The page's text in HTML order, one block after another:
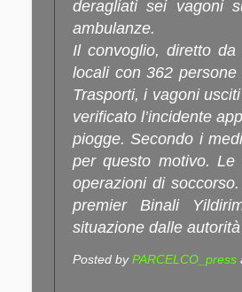
deragliati sei vagoni
ambulanze.
Il convoglio, diretto
locali con 362
Trasporti, i vagoni
verificato l’incidente
piogge. Secondo i
per questo motivo. Le
operazioni di
premier Binali
situazione dalle
Posted byPARCELCO_press